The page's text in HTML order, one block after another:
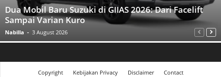
Dua Mobil Baru Suzuki di GIIAS 2026: Dari Facelift
Sampai Varian Kuro
Nabilla - 3 August 2026
Copyright Kebijakan Privacy Disclaimer Contact